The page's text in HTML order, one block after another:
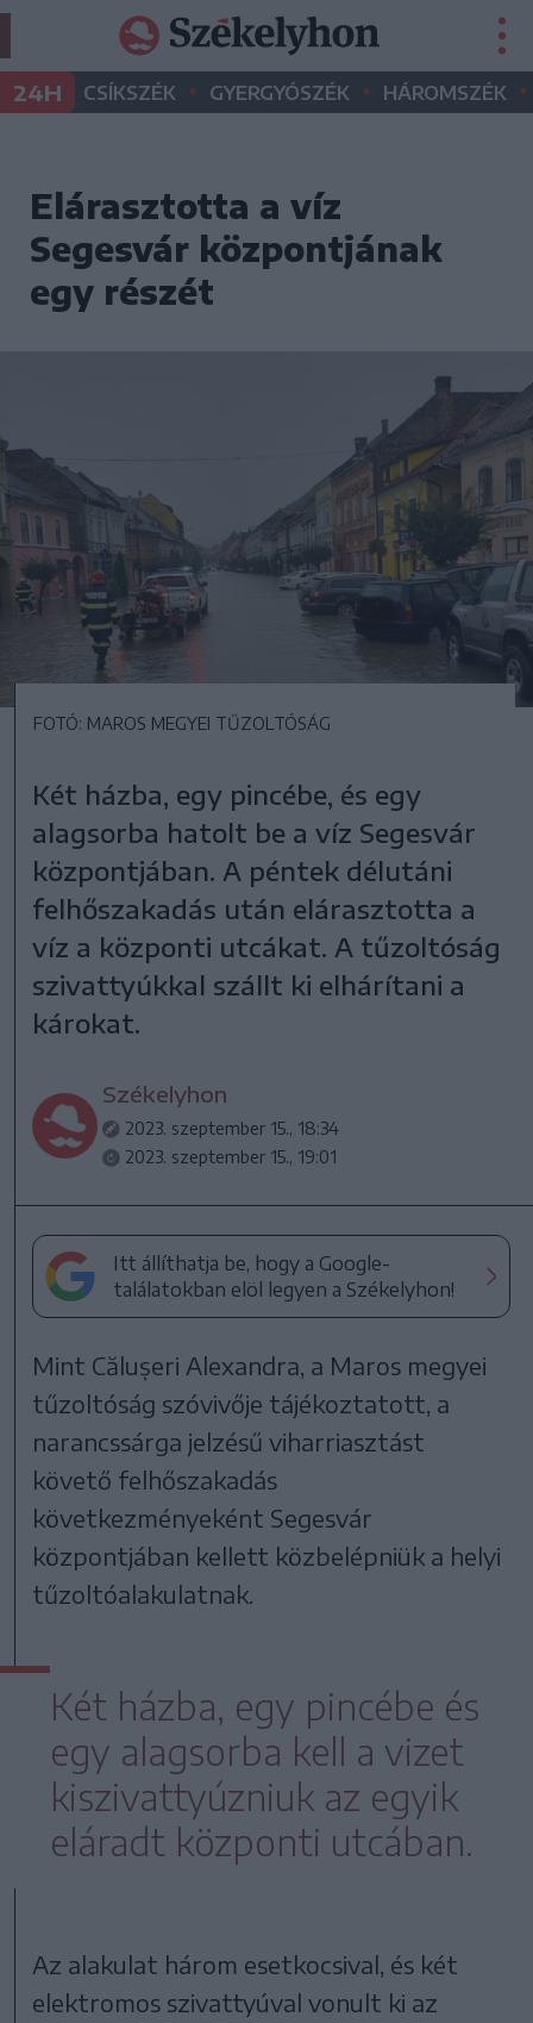
24H CSÍKSZÉK • GYERGYÓSZÉK • HÁROMSZÉK •
Elárasztotta a víz
Segesvár központjának
egy részét
FOTÓ: MAROS MEGYEI TŰZOLTÓSÁG
Két házba, egy pincébe, és egy
alagsorba hatolt be a víz Segesvár
központjában. A péntek délutáni
felhőszakadás után elárasztotta a
víz a központi utcákat. A tűzoltóság
szivattyúkkal szállt ki elhárítani a
károkat.
Székelyhon
2023. szeptember 15., 18:34
2023. szeptember 15., 19:01
Itt állíthatja be, hogy a Google-
találatokban elöl legyen a Székelyhon!
Mint Călușeri Alexandra, a Maros megyei
tűzoltóság szóvivője tájékoztatott, a
narancssárga jelzésű viharriasztást
követő felhőszakadás
következményeként Segesvár
központjában kellett közbelépniük a helyi
tűzoltóalakulatnak.
Két házba, egy pincébe és
egy alagsorba kell a vizet
kiszivattyúzniuk az egyik
eláradt központi utcában.
Az alakulat három esetkocsival, és két
elektromos szivattyúval vonult ki az